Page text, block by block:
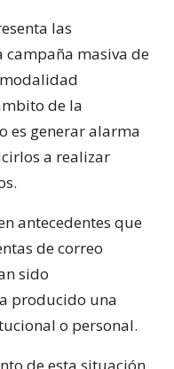
las
masiva de
de la
es generar alarma
a realizar
antecedentes que
de correo
sido
producido una
o personal.